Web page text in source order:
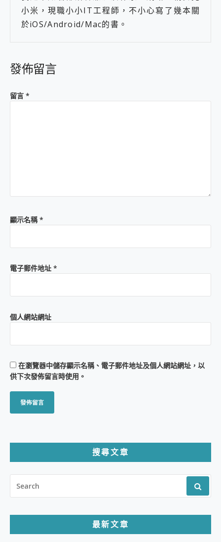
小米，現職小小IT工程師，不小心寫了幾本關
於iOS/Android/Mac的書。
發佈留言
留言 *
顯示名稱*
電子郵件地址 *
個人網站網址
在瀏覽器中儲存顯示名稱、電子郵件地址及個人網站網址，以
供下次發佈留言時使用。
搜尋文章
FOR:
最新文章